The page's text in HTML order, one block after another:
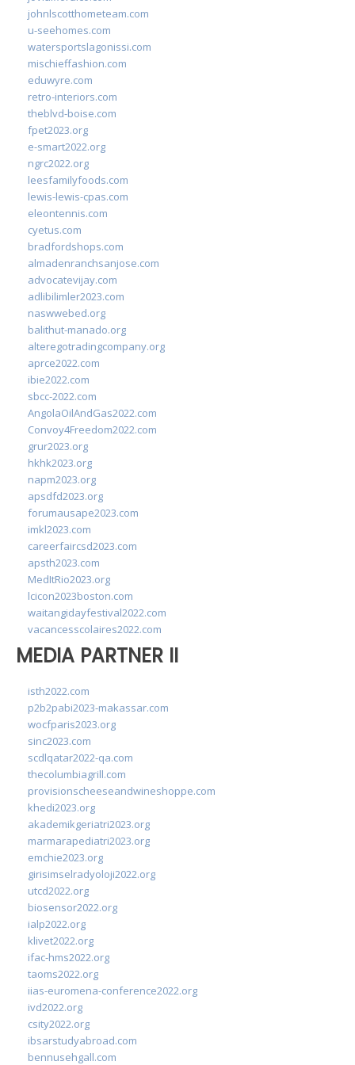
johnlscotthometeam.com
u-seehomes.com
watersportslagonissi.com
mischieffashion.com
eduwyre.com
retro-interiors.com
theblvd-boise.com
fpet2023.org
e-smart2022.org
ngrc2022.org
leesfamilyfoods.com
lewis-lewis-cpas.com
eleontennis.com
cyetus.com
bradfordshops.com
almadenranchsanjose.com
advocatevijay.com
adlibilimler2023.com
naswwebed.org
balithut-manado.org
alteregotradingcompany.org
aprce2022.com
ibie2022.com
sbcc-2022.com
AngolaOilAndGas2022.com
Convoy4Freedom2022.com
grur2023.org
hkhk2023.org
napm2023.org
apsdfd2023.org
forumausape2023.com
imkl2023.com
careerfaircsd2023.com
apsth2023.com
MedItRio2023.org
lcicon2023boston.com
waitangidayfestival2022.com
vacancesscolaires2022.com
MEDIA PARTNER II
isth2022.com
p2b2pabi2023-makassar.com
wocfparis2023.org
sinc2023.com
scdlqatar2022-qa.com
thecolumbiagrill.com
provisionscheeseandwineshoppe.com
khedi2023.org
akademikgeriatri2023.org
marmarapediatri2023.org
emchie2023.org
girisimselradyoloji2022.org
utcd2022.org
biosensor2022.org
ialp2022.org
klivet2022.org
ifac-hms2022.org
taoms2022.org
iias-euromena-conference2022.org
ivd2022.org
csity2022.org
ibsarstudyabroad.com
bennusehgall.com